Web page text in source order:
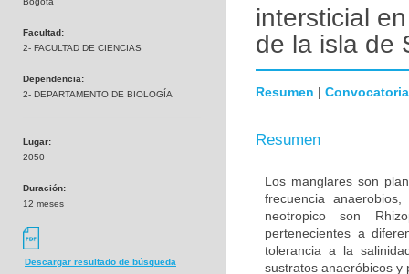
Facultad:
2- FACULTAD DE CIENCIAS
Dependencia:
2- DEPARTAMENTO DE BIOLOGÍA
Lugar:
2050
Duración:
12 meses
Descargar resultado de búsqueda
intersticial
de la isla de
Resumen | Convocatoria
Resumen
Los manglares son
frecuencia
neotropico son
pertenecientes a
tolerancia a la
sustratos anaeróbicos y